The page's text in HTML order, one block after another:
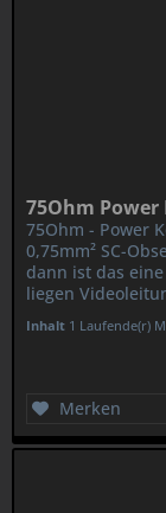
75Ohm Power
75Ohm - Power
0,75mm² SC-
dann ist das
liegen
Inhalt 1 Laufende(r)
Merken